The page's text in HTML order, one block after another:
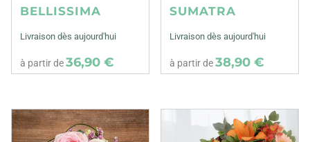
BELLISSIMA
Livraison dès aujourd'hui
à partir de36,90 €
SUMATRA
Livraison dès aujourd'hui
à partir de38,90 €